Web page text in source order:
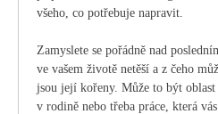
všeho, co potřebuje napravit.
Zamyslete se pořádně nad
ve vašem životě netěší a z čeho
jsou její kořeny. Může to být
v rodině nebo třeba práce, která